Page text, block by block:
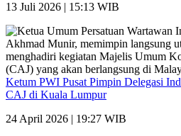
13 Juli 2026 | 15:13 WIB
Ketum PWI Pusat Pimpin Delegasi
CAJ di Kuala Lumpur
24 April 2026 | 19:27 WIB